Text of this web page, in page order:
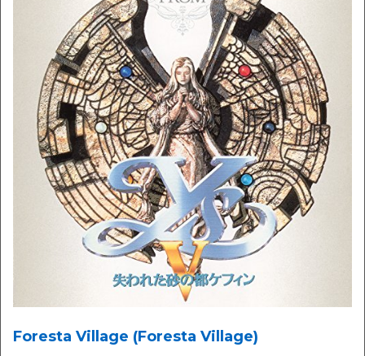
Foresta Village (Foresta Village)